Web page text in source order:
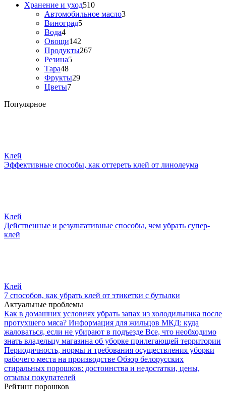
Хранение и уход510
Автомобильное масло3
Виноград5
Вода4
Овощи142
Продукты267
Резина5
Тара48
Фрукты29
Цветы7
Популярное
Клей
Эффективные способы, как оттереть клей от линолеума
Клей
Действенные и результативные способы, чем убрать супер-
клей
Клей
7 способов, как убрать клей от этикетки с бутылки
Актуальные проблемы
Как в домашних условиях убрать запах из холодильника после
протухшего мяса? Информация для жильцов МКД: куда
жаловаться, если не убирают в подъезде Все, что необходимо
знать владельцу магазина об уборке прилегающей территории
Периодичность, нормы и требования осуществления уборки
рабочего места на производстве Обзор белорусских
стиральных порошков: достоинства и недостатки, цены,
отзывы покупателей
Рейтинг порошков